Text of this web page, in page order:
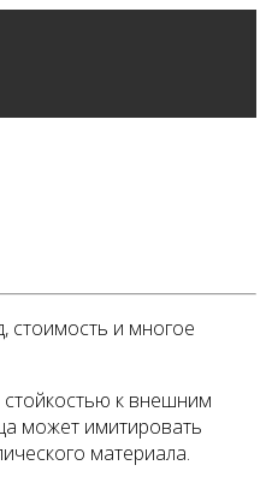
стоимость и многое
к внешним
может имитировать
материала.